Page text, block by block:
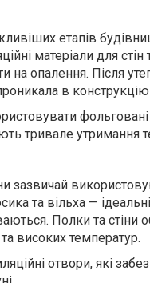
етапів
матеріали для
на опалення. Після
в конструкцію
фольговані
тривале утримання
зазвичай
та вільха —
Полки та
високих температур.
отвори, які